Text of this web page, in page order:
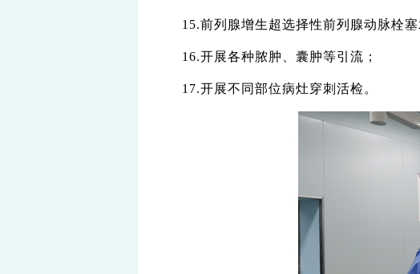
15.前列腺增生超选择性前列腺动脉栓塞
16.开展各种脓肿、囊肿等引流；
17.开展不同部位病灶穿刺活检。